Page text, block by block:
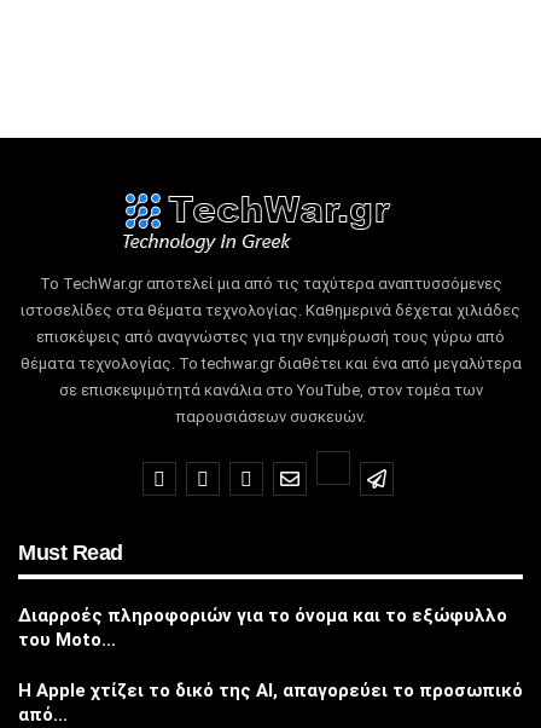
Το TechWar.gr αποτελεί μια από τις ταχύτερα αναπτυσσόμενες
ιστοσελίδες στα θέματα τεχνολογίας. Καθημερινά δέχεται χιλιάδες
επισκέψεις από αναγνώστες για την ενημέρωσή τους γύρω από
θέματα τεχνολογίας. Το techwar.gr διαθέτει και ένα από μεγαλύτερα
σε επισκεψιμότητά κανάλια στο YouTube, στον τομέα των
παρουσιάσεων συσκευών.
Must Read
Διαρροές πληροφοριών για το όνομα και το εξώφυλλο
του Moto…
Η Apple χτίζει το δικό της AI, απαγορεύει το προσωπικό
από…